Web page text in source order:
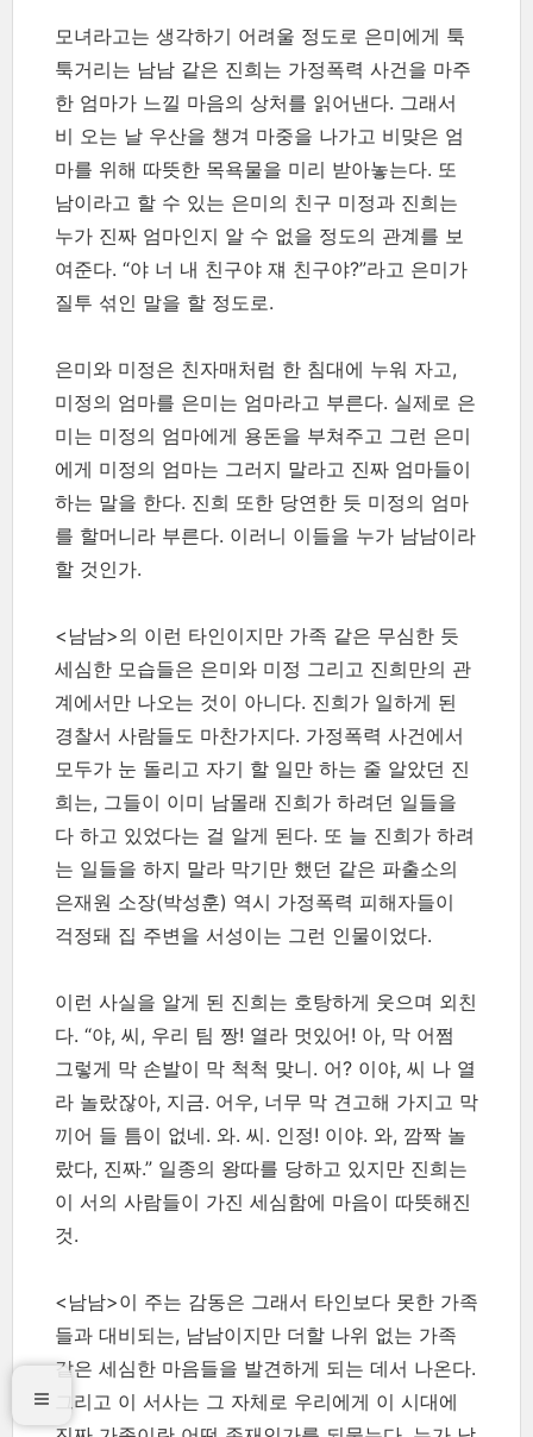
모녀라고는 생각하기 어려울 정도로 은미에게 툭
툭거리는 남남 같은 진희는 가정폭력 사건을 마주
한 엄마가 느낄 마음의 상처를 읽어낸다. 그래서
비 오는 날 우산을 챙겨 마중을 나가고 비맞은 엄
마를 위해 따뜻한 목욕물을 미리 받아놓는다. 또
남이라고 할 수 있는 은미의 친구 미정과 진희는
누가 진짜 엄마인지 알 수 없을 정도의 관계를 보
여준다. “야 너 내 친구야 쟤 친구야?”라고 은미가
질투 섞인 말을 할 정도로.
은미와 미정은 친자매처럼 한 침대에 누워 자고,
미정의 엄마를 은미는 엄마라고 부른다. 실제로 은
미는 미정의 엄마에게 용돈을 부쳐주고 그런 은미
에게 미정의 엄마는 그러지 말라고 진짜 엄마들이
하는 말을 한다. 진희 또한 당연한 듯 미정의 엄마
를 할머니라 부른다. 이러니 이들을 누가 남남이라
할 것인가.
<남남>의 이런 타인이지만 가족 같은 무심한 듯
세심한 모습들은 은미와 미정 그리고 진희만의 관
계에서만 나오는 것이 아니다. 진희가 일하게 된
경찰서 사람들도 마찬가지다. 가정폭력 사건에서
모두가 눈 돌리고 자기 할 일만 하는 줄 알았던 진
희는, 그들이 이미 남몰래 진희가 하려던 일들을
다 하고 있었다는 걸 알게 된다. 또 늘 진희가 하려
는 일들을 하지 말라 막기만 했던 같은 파출소의
은재원 소장(박성훈) 역시 가정폭력 피해자들이
걱정돼 집 주변을 서성이는 그런 인물이었다.
이런 사실을 알게 된 진희는 호탕하게 웃으며 외친
다. “야, 씨, 우리 팀 짱! 열라 멋있어! 아, 막 어쩜
그렇게 막 손발이 막 척척 맞니. 어? 이야, 씨 나 열
라 놀랐잖아, 지금. 어우, 너무 막 견고해 가지고 막
끼어 들 틈이 없네. 와. 씨. 인정! 이야. 와, 깜짝 놀
랐다, 진짜.” 일종의 왕따를 당하고 있지만 진희는
이 서의 사람들이 가진 세심함에 마음이 따뜻해진
것.
<남남>이 주는 감동은 그래서 타인보다 못한 가족
들과 대비되는, 남남이지만 더할 나위 없는 가족
같은 세심한 마음들을 발견하게 되는 데서 나온다.
그리고 이 서사는 그 자체로 우리에게 이 시대에